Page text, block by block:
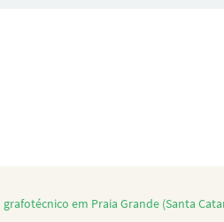
grafotécnico em Praia Grande (Santa